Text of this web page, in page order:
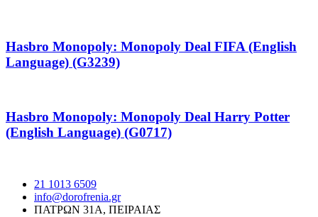
Hasbro Monopoly: Monopoly Deal FIFA (English
Language) (G3239)
Hasbro Monopoly: Monopoly Deal Harry Potter
(English Language) (G0717)
21 1013 6509
info@dorofrenia.gr
ΠΑΤΡΩΝ 31Α, ΠΕΙΡΑΙΑΣ